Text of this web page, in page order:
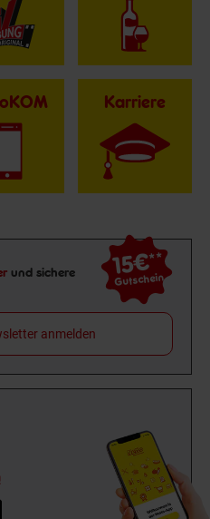
Karriere
und sichere
15€**
Gutschein
anmelden